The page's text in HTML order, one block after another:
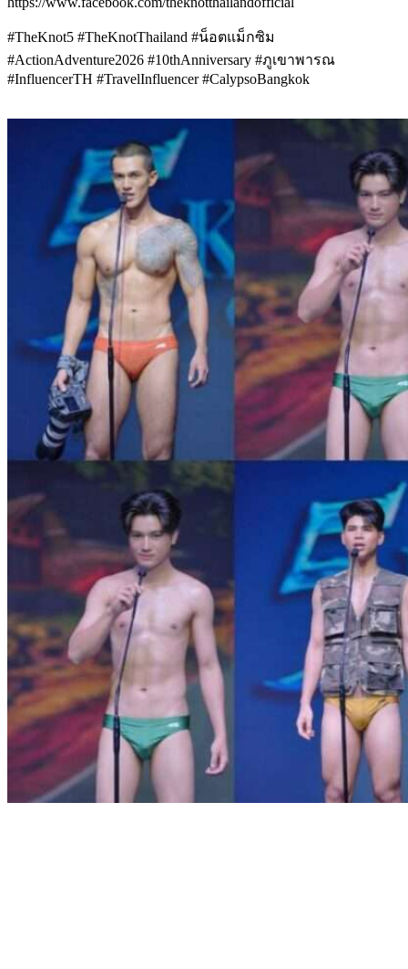
#TheKnot5 #TheKnotThailand #น็อตแม็กซิม
#ActionAdventure2026 #10thAnniversary #ภูเขาพารณ
#InfluencerTH #TravelInfluencer #CalypsoBangkok